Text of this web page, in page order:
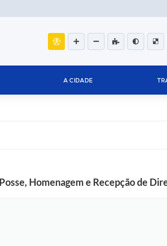
A CIDADE
Homenagem e Recepção de